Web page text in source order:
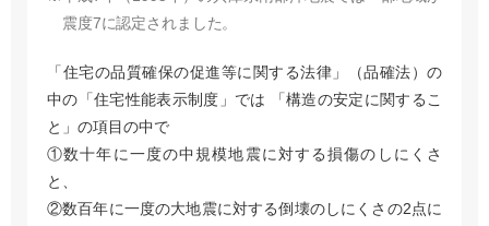
震度7に認定されました。
「住宅の品質確保の促進等に関する法律」（品確法）の
中の「住宅性能表示制度」では 「構造の安定に関するこ
と」の項目の中で
①数十年に一度の中規模地震に対する損傷のしにくさ
と、
②数百年に一度の大地震に対する倒壊のしにくさの2点に